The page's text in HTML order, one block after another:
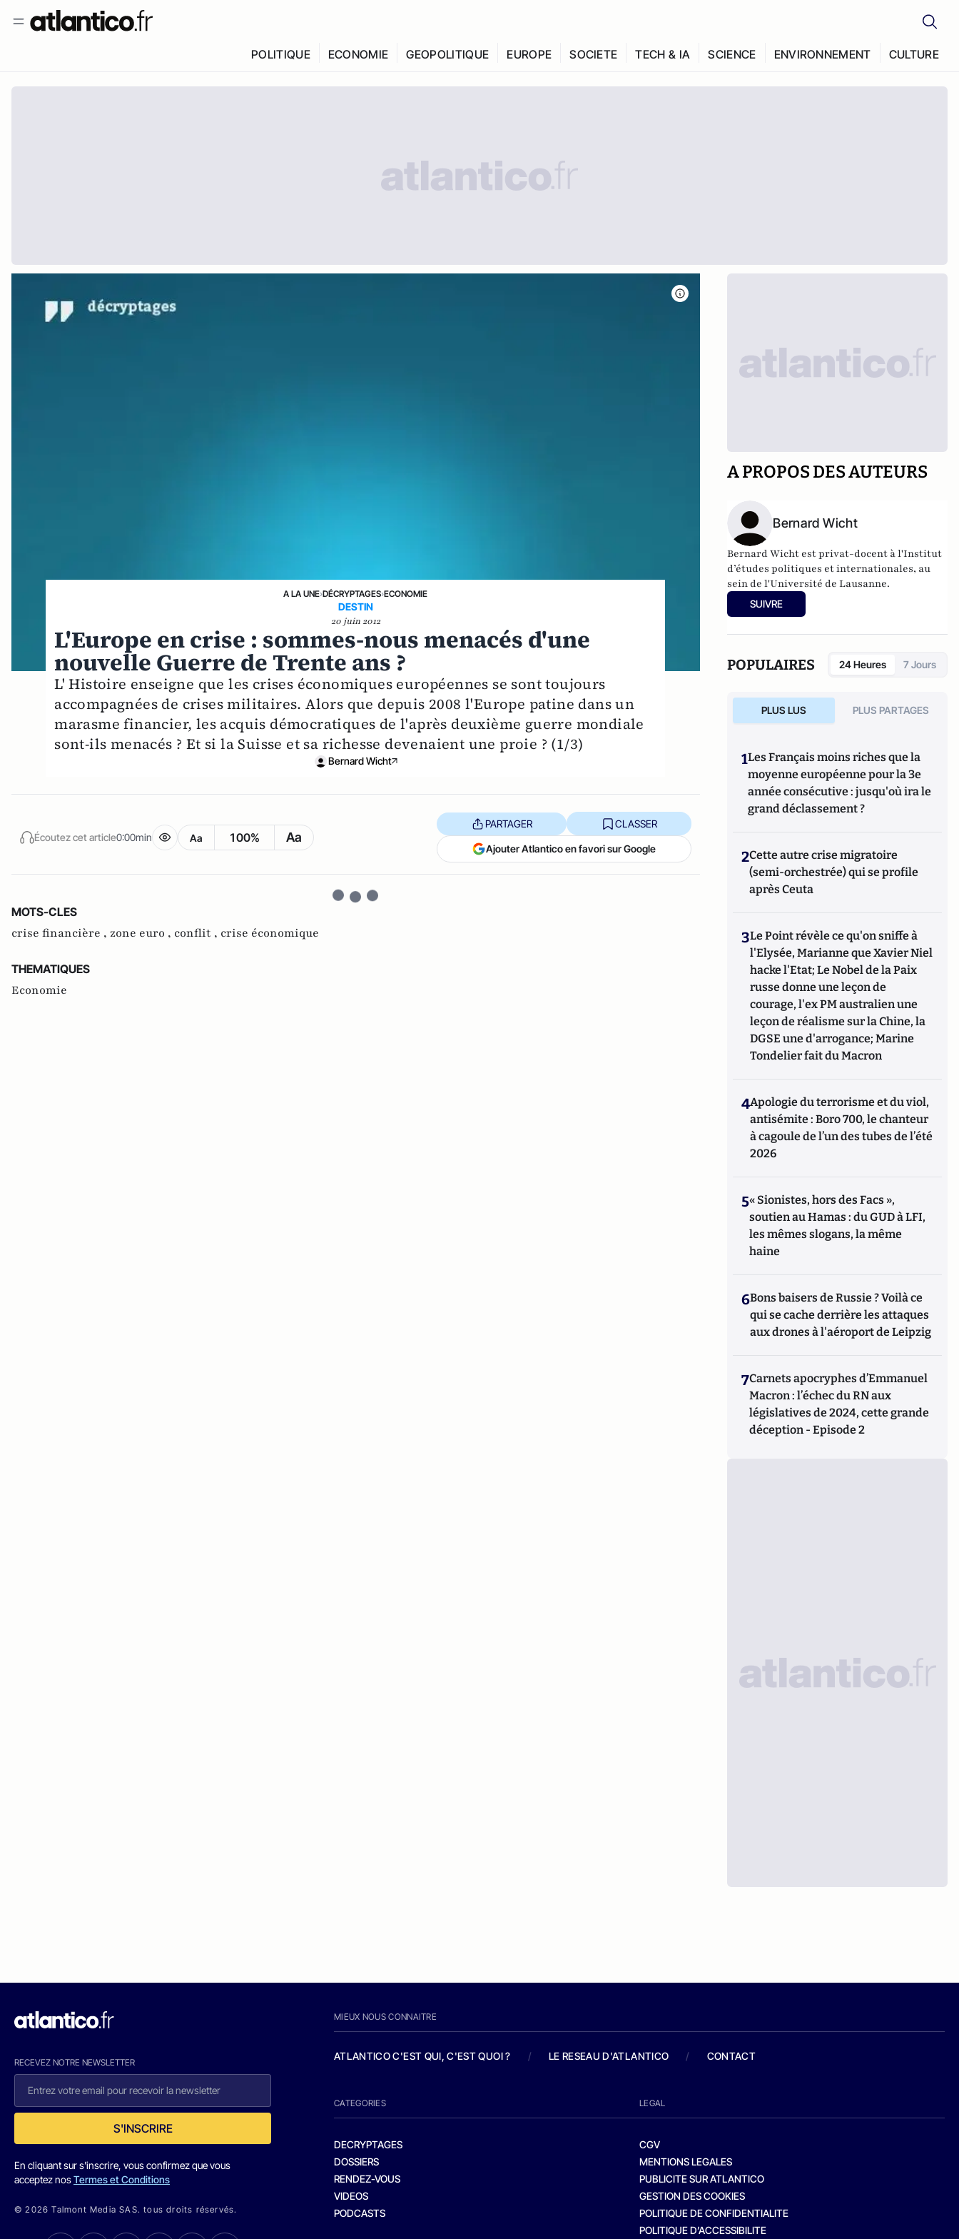
POLITIQUE ECONOMIE GEOPOLITIQUE EUROPE SOCIETE TECH & IA SCIENCE ENVIRONNEMENT CULTURE
A LA UNE›DÉCRYPTAGES›ECONOMIE
DESTIN
20 juin 2012
L'Europe en crise : sommes-nous menacés d'une
nouvelle Guerre de Trente ans ?
L' Histoire enseigne que les crises économiques européennes se sont toujours
accompagnées de crises militaires. Alors que depuis 2008 l'Europe patine dans un
marasme financier, les acquis démocratiques de l'après deuxième guerre mondiale
sont-ils menacés ? Et si la Suisse et sa richesse devenaient une proie ? (1/3)
Bernard Wicht
Écoutez cet article0:00min Aa 100% Aa
PARTAGER CLASSER
Ajouter Atlantico en favori sur Google
MOTS-CLES
crise financière , zone euro , conflit , crise économique
THEMATIQUES
Economie
A PROPOS DES AUTEURS
Bernard Wicht
Bernard Wicht estprivat-docent à l'Institut
d’études politiques et internationales, au
sein de l'Université de Lausanne.
SUIVRE
POPULAIRES 24 Heures 7 Jours
PLUS LUS PLUS PARTAGES
1Les Français moins riches que la
moyenne européenne pour la 3e
année consécutive : jusqu'où ira le
grand déclassement ?
2Cette autre crise migratoire
(semi-orchestrée) qui se profile
après Ceuta
3Le Point révèle ce qu'on sniffe à
l'Elysée, Marianne que Xavier Niel
hacke l'Etat; Le Nobel de la Paix
russe donne une leçon de
courage, l'ex PM australien une
leçon de réalisme sur la Chine, la
DGSE une d'arrogance; Marine
Tondelier fait du Macron
4Apologie du terrorisme et du viol,
antisémite : Boro 700, le chanteur
à cagoule de l’un des tubes de l’été
2026
5« Sionistes, hors des Facs »,
soutien au Hamas : du GUD à LFI,
les mêmes slogans, la même
haine
6Bons baisers de Russie ? Voilà ce
qui se cache derrière les attaques
aux drones à l'aéroport de Leipzig
7Carnets apocryphes d’Emmanuel
Macron : l’échec du RN aux
législatives de 2024, cette grande
déception - Episode 2
RECEVEZ NOTRE NEWSLETTER
S'INSCRIRE
En cliquant sur s'inscrire, vous confirmez que vous
acceptez nosTermes et Conditions
© 2026 Talmont Media SAS. tous droits réservés.
MIEUX NOUS CONNAITRE
ATLANTICO C'EST QUI, C'EST QUOI ? / LE RESEAU D'ATLANTICO / CONTACT
CATEGORIES
DECRYPTAGES
DOSSIERS
RENDEZ-VOUS
VIDEOS
PODCASTS
LEGAL
CGV
MENTIONS LEGALES
PUBLICITE SUR ATLANTICO
GESTION DES COOKIES
POLITIQUE DE CONFIDENTIALITE
POLITIQUE D’ACCESSIBILITE